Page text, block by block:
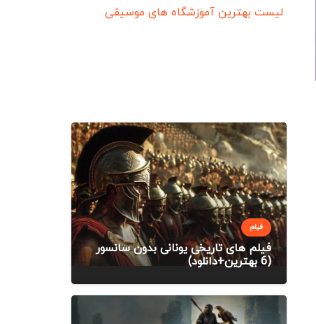
لیست بهترین آموزشگاه های موسیقی
فیلم
فیلم های تاریخی یونانی بدون سانسور
(6 بهترین+دانلود)